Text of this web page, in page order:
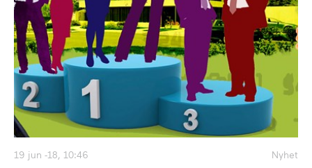
19 jun -18, 10:46 Nyhet